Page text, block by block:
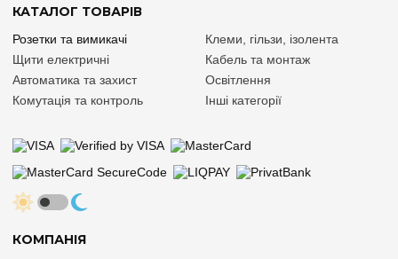
КОМПАНІЯ
КАТАЛОГ ТОВАРІВ
Розетки та вимикачі
Щити електричні
Автоматика та захист
Комутація та контроль
Клеми, гільзи, ізолента
Кабель та монтаж
Освітлення
Інші категорії